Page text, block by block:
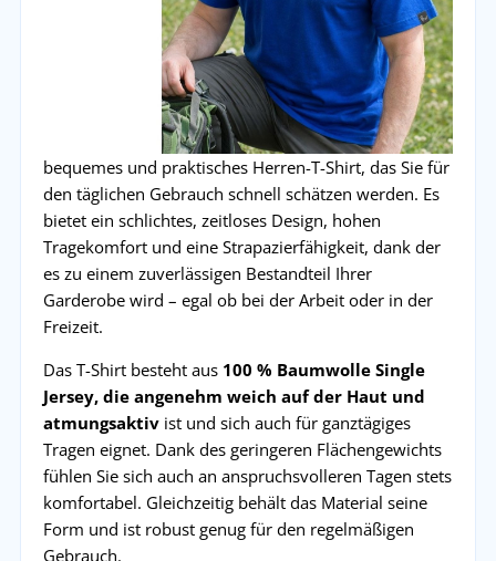
bequemes und praktisches Herren-T-Shirt, das Sie für
den täglichen Gebrauch schnell schätzen werden. Es
bietet ein schlichtes, zeitloses Design, hohen
Tragekomfort und eine Strapazierfähigkeit, dank der
es zu einem zuverlässigen Bestandteil Ihrer
Garderobe wird – egal ob bei der Arbeit oder in der
Freizeit.
Das T-Shirt besteht aus 100 % Baumwolle Single
Jersey, die angenehm weich auf der Haut und
atmungsaktivist und sich auch für ganztägiges
Tragen eignet. Dank des geringeren Flächengewichts
fühlen Sie sich auch an anspruchsvolleren Tagen stets
komfortabel. Gleichzeitig behält das Material seine
Form und ist robust genug für den regelmäßigen
Gebrauch.